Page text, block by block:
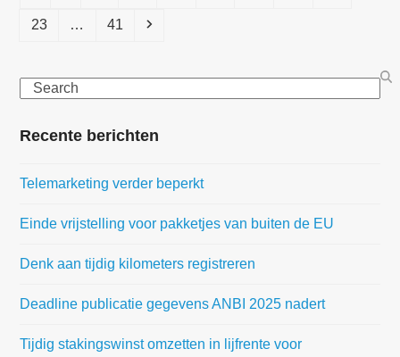
Page
23 … Page
41 Next
Search
Recente berichten
Telemarketing verder beperkt
Einde vrijstelling voor pakketjes van buiten de EU
Denk aan tijdig kilometers registreren
Deadline publicatie gegevens ANBI 2025 nadert
Tijdig stakingswinst omzetten in lijfrente voor